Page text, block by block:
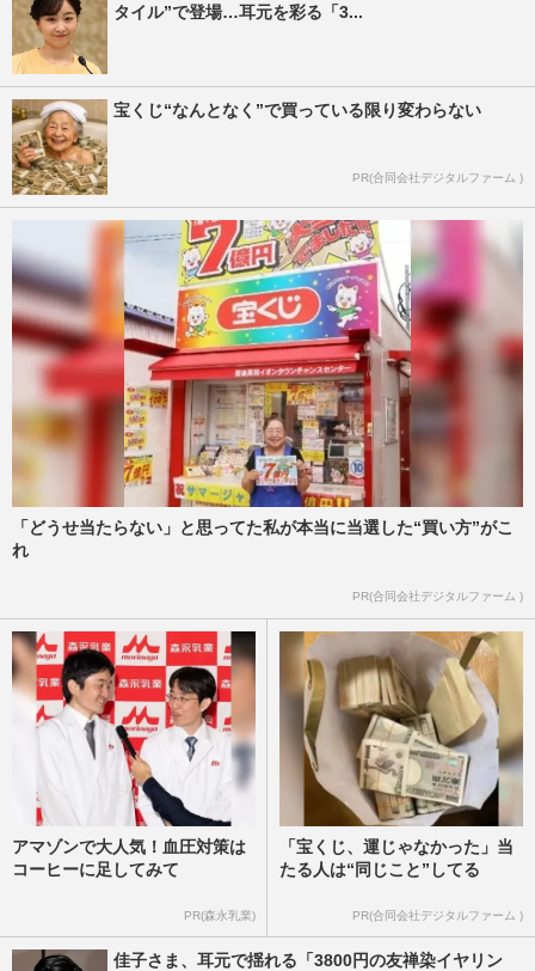
タイル”で登場…耳元を彩る「3...
宝くじ“なんとなく”で買っている限り変わらない
PR(合同会社デジタルファーム )
「どうせ当たらない」と思ってた私が本当に当選した“買い方”がこ
れ
PR(合同会社デジタルファーム )
アマゾンで大人気！血圧対策は
コーヒーに足してみて
PR(森永乳業)
「宝くじ、運じゃなかった」当
たる人は“同じこと”してる
PR(合同会社デジタルファーム )
佳子さま、耳元で揺れる「3800円の友禅染イヤリン